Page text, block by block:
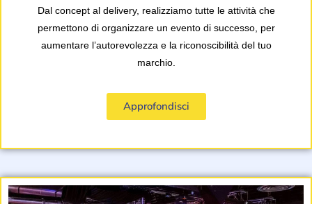
Dal concept al delivery, realizziamo tutte le attività che
permettono di organizzare un evento di successo, per
aumentare l’autorevolezza e la riconoscibilità del tuo
marchio.
Approfondisci